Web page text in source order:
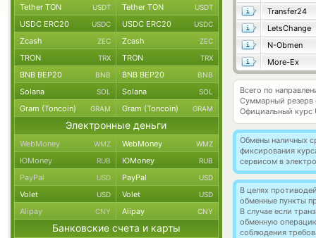
Transfer24
LetsChange
N-Obmen
More-Ex
Всего по
Суммарный резерв
Официальный курс
Обмены наличных
фиксирования
сервисом в
В целях
обменные пункты
В случае если
обменную
соблюдения
Tether TON USDT Tether TON USDT
USDC ERC20 USDC USDC ERC20 USDC
Zcash ZEC Zcash ZEC
TRON TRX TRON TRX
BNB BEP20 BNB BNB BEP20 BNB
Solana SOL Solana SOL
Gram (Toncoin) GRAM Gram (Toncoin) GRAM
Электронные деньги
WebMoney WMZ WebMoney WMZ
ЮMoney RUB ЮMoney RUB
PayPal USD PayPal USD
Volet USD Volet USD
Alipay CNY Alipay CNY
Банковские счета и карты